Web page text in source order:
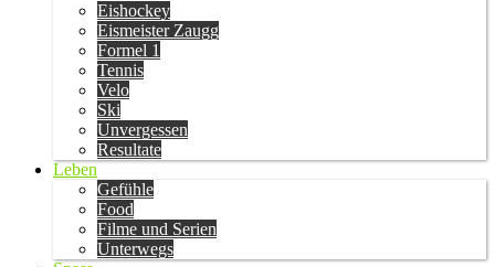
Eishockey
Eismeister Zaugg
Formel 1
Tennis
Velo
Ski
Unvergessen
Resultate
Leben
Gefühle
Food
Filme und Serien
Unterwegs